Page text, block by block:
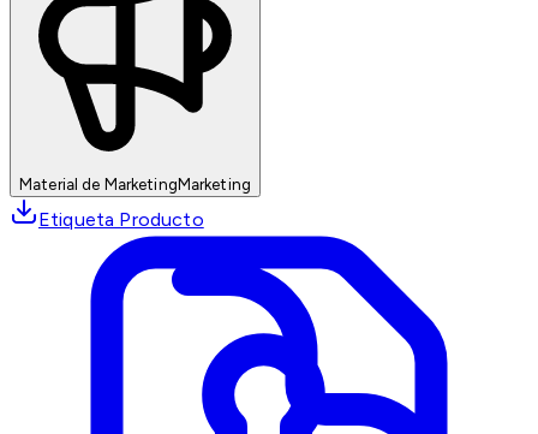
Material de MarketingMarketing
Etiqueta Producto